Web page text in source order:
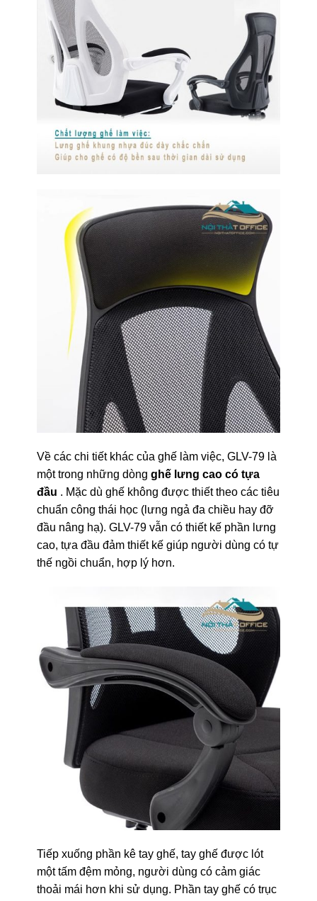
Về các chi tiết khác của ghế làm việc, GLV-79 là
một trong những dòng ghế lưng cao có tựa
đầu . Mặc dù ghế không được thiết theo các tiêu
chuẩn công thái học (lưng ngả đa chiều hay đỡ
đầu nâng hạ). GLV-79 vẫn có thiết kế phần lưng
cao, tựa đầu đảm thiết kế giúp người dùng có tự
thế ngồi chuẩn, hợp lý hơn.
Tiếp xuống phần kê tay ghế, tay ghế được lót
một tấm đệm mỏng, người dùng có cảm giác
thoải mái hơn khi sử dụng. Phần tay ghế có trục